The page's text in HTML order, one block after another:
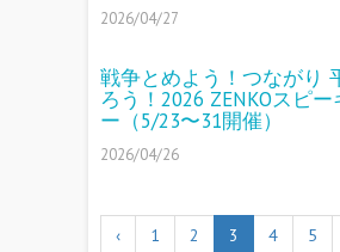
2026/04/27
戦争とめよう！つながり
ろう！2026 ZENKOスピ
ー（5/23〜31開催）
2026/04/26
‹ 1 2 3 4 5